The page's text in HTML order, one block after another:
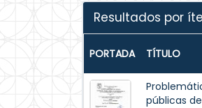
Resultados por
PORTADA TÍTULO
públicas